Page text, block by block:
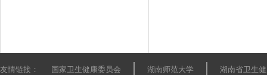
友情链接： 国家卫生健康委员会 湖南师范大学 湖南省卫生